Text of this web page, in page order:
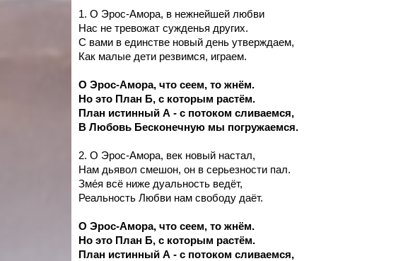
1. О Эрос-Амора, в нежнейшей любви
Нас не тревожат сужденья других.
С вами в единстве новый день утверждаем,
Как малые дети резвимся, играем.
О Эрос-Амора, что сеем, то жнём.
Но это План Б, с которым растём.
План истинный А - с потоком сливаемся,
В Любовь Бесконечную мы погружаемся.
2. О Эрос-Амора, век новый настал,
Нам дьявол смешон, он в серьезности пал.
Зме́я всё ниже дуальность ведёт,
Реальность Любви нам свободу даёт.
О Эрос-Амора, что сеем, то жнём.
Но это План Б, с которым растём.
План истинный А - с потоком сливаемся,